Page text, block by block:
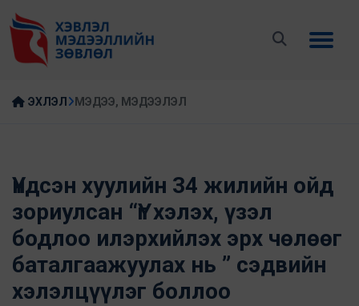
ЭХЛЭЛ МЭДЭЭ, МЭДЭЭЛЭЛ
Үндсэн хуулийн 34 жилийн ойд
зориулсан “Үг хэлэх, үзэл
бодлоо илэрхийлэх эрх чөлөөг
баталгаажуулах нь ” сэдвийн
хэлэлцүүлэг боллоо